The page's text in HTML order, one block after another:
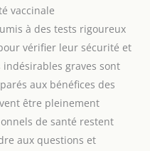
vaccinale
à des tests rigoureux
vérifier leur sécurité et
graves sont
aux bénéfices des
être pleinement
de santé restent
aux questions et